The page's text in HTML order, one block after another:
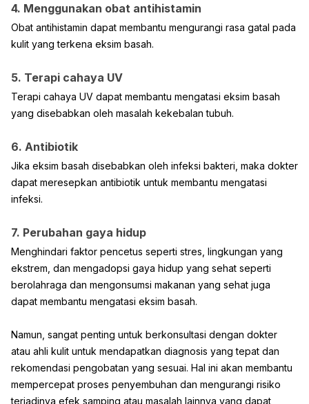
4. Menggunakan obat antihistamin
Obat antihistamin dapat membantu mengurangi rasa gatal pada
kulit yang terkena eksim basah.
5. Terapi cahaya UV
Terapi cahaya UV dapat membantu mengatasi eksim basah
yang disebabkan oleh masalah kekebalan tubuh.
6. Antibiotik
Jika eksim basah disebabkan oleh infeksi bakteri, maka dokter
dapat meresepkan antibiotik untuk membantu mengatasi
infeksi.
7. Perubahan gaya hidup
Menghindari faktor pencetus seperti stres, lingkungan yang
ekstrem, dan mengadopsi gaya hidup yang sehat seperti
berolahraga dan mengonsumsi makanan yang sehat juga
dapat membantu mengatasi eksim basah.
Namun, sangat penting untuk berkonsultasi dengan dokter
atau ahli kulit untuk mendapatkan diagnosis yang tepat dan
rekomendasi pengobatan yang sesuai. Hal ini akan membantu
mempercepat proses penyembuhan dan mengurangi risiko
terjadinya efek samping atau masalah lainnya yang dapat